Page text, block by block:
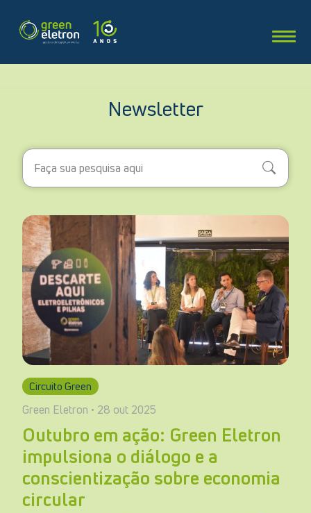
Newsletter
Search
Circuito Green
Green Eletron • 28 out 2025
Outubro em ação: Green Eletron
impulsiona o diálogo e a
conscientização sobre economia
circular